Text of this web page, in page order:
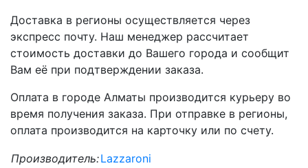
Доставка в регионы осуществляется через
экспресс почту. Наш менеджер рассчитает
стоимость доставки до Вашего города и сообщит
Вам её при подтверждении заказа.
Оплата в городе Алматы производится курьеру во
время получения заказа. При отправке в регионы,
оплата производится на карточку или по счету.
Производитель:Lazzaroni